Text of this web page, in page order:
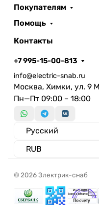
Количество полюсов
Длина
Материал корпуса
Тип лампы
Встраиваемая длина
Подходит для
световых линий
Подходят для
освещения
Световой выход
Светораспределение
рассеивателя
Ударопрочность
Номинальное
Покупателям
Помощь
Контакты
+7 995-15-00-813
info@electric-snab.ru
Москва, Химки, ул. 9
Пн—Пт 09:00 – 18:00
© 2026 Электрик-снаб